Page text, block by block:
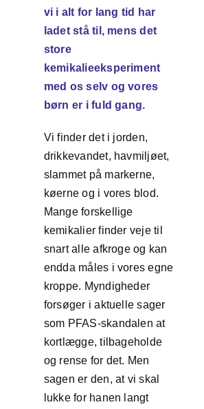
vi i alt for lang tid har
ladet stå til, mens det
store
kemikalieeksperiment
med os selv og vores
børn er i fuld gang.
Vi finder det i jorden,
drikkevandet, havmiljøet,
slammet på markerne,
køerne og i vores blod.
Mange forskellige
kemikalier finder veje til
snart alle afkroge og kan
endda måles i vores egne
kroppe. Myndigheder
forsøger i aktuelle sager
som PFAS-skandalen at
kortlægge, tilbageholde
og rense for det. Men
sagen er den, at vi skal
lukke for hanen langt